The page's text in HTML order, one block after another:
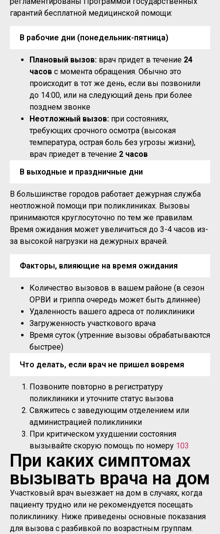
гарантий бесплатной медицинской помощи:
В рабочие дни (понедельник-пятница)
Плановый вызов: врач придет в течение 24
часов с момента обращения. Обычно это
происходит в тот же день, если вы позвонили
до 14:00, или на следующий день при более
позднем звонке
Неотложный вызов: при состояниях,
требующих срочного осмотра (высокая
температура, острая боль без угрозы жизни),
врач приедет в течение 2 часов
В выходные и праздничные дни
В большинстве городов работает дежурная служба
неотложной помощи при поликлиниках. Вызовы
принимаются круглосуточно по тем же правилам.
Время ожидания может увеличиться до 3-4 часов из-
за высокой нагрузки на дежурных врачей.
Факторы, влияющие на время ожидания
Количество вызовов в вашем районе (в сезон
ОРВИ и гриппа очередь может быть длиннее)
Удаленность вашего адреса от поликлиники
Загруженность участкового врача
Время суток (утренние вызовы обрабатываются
быстрее)
Что делать, если врач не пришел вовремя
Позвоните повторно в регистратуру
поликлиники и уточните статус вызова
Свяжитесь с заведующим отделением или
администрацией поликлиники
При критическом ухудшении состояния
вызывайте скорую помощь по номеру 103
При каких симптомах
вызывать врача на дом
Участковый врач выезжает на дом в случаях, когда
пациенту трудно или не рекомендуется посещать
поликлинику. Ниже приведены основные показания
для вызова с разбивкой по возрастным группам.